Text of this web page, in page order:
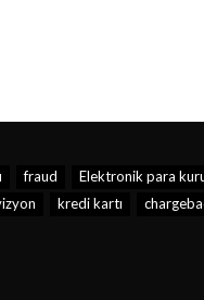
fraud Elektronik para
kredi kartı